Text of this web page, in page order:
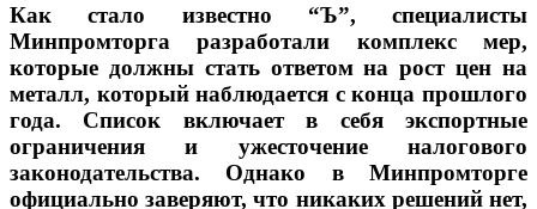
Как стало известно “Ъ”, специалисты
Минпромторга разработали комплекс мер,
которые должны стать ответом на рост цен на
металл, который наблюдается с конца прошлого
года. Список включает в себя экспортные
ограничения и ужесточение налогового
законодательства. Однако в Минпромторге
официально заверяют, что никаких решений нет,